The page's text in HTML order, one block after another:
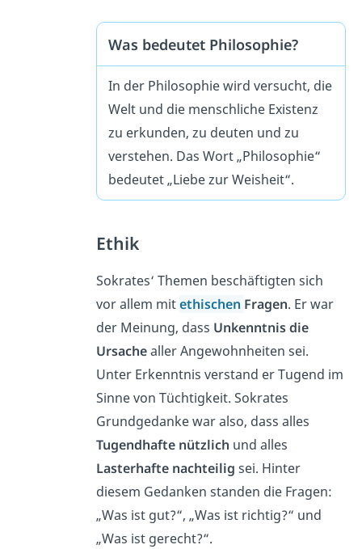
Was bedeutet Philosophie?
In der Philosophie wird versucht, die
Welt und die menschliche Existenz
zu erkunden, zu deuten und zu
verstehen. Das Wort „Philosophie“
bedeutet „Liebe zur Weisheit“.
Ethik
Sokrates‘ Themen beschäftigten sich
vor allem mitethischen Fragen. Er war
der Meinung, dass Unkenntnis die
Ursachealler Angewohnheiten sei.
Unter Erkenntnis verstand er Tugend im
Sinne von Tüchtigkeit. Sokrates
Grundgedanke war also, dass alles
Tugendhafte nützlich und alles
Lasterhafte nachteilig sei. Hinter
diesem Gedanken standen die Fragen:
„Was ist gut?“, „Was ist richtig?“ und
„Was ist gerecht?“.